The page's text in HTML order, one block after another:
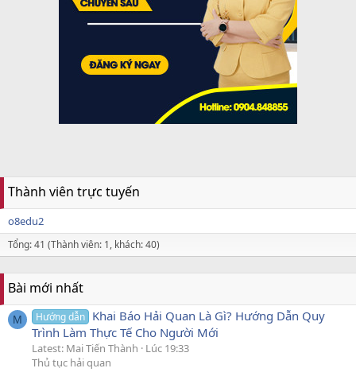
Thành viên trực tuyến
o8edu2
Tổng: 41 (Thành viên: 1, khách: 40)
Bài mới nhất
M Hướng dẫn Khai Báo Hải Quan Là Gì? Hướng Dẫn Quy
Trình Làm Thực Tế Cho Người Mới
Latest: Mai Tiến Thành
Lúc 19:33
Thủ tục hải quan